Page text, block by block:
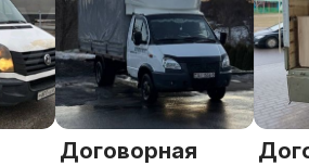
Договорная